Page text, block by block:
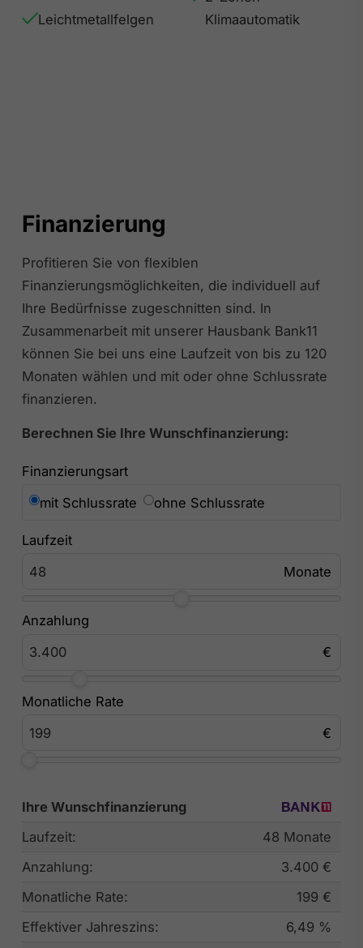
Leichtmetallfelgen
Klimaautomatik
Finanzierung
Profitieren Sie von flexiblen
Finanzierungsmöglichkeiten, die individuell auf
Ihre Bedürfnisse zugeschnitten sind. In
Zusammenarbeit mit unserer Hausbank Bank11
können Sie bei uns eine Laufzeit von bis zu 120
Monaten wählen und mit oder ohne Schlussrate
finanzieren.
Berechnen Sie Ihre Wunschfinanzierung:
Finanzierungsart
mit Schlussrate
ohne Schlussrate
Laufzeit
Anzahlung
Monatliche Rate
Ihre Wunschfinanzierung
Laufzeit:
48 Monate
Anzahlung:
3.400 €
Monatliche Rate:
199 €
Effektiver Jahreszins:
6,49 %